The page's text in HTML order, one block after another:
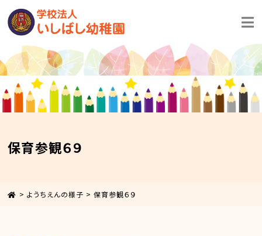
保育参観６９
> ようちえんの様子 >保育参観６９